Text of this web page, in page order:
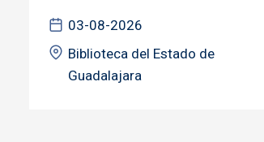
03-08-2026
Biblioteca del Estado de
Guadalajara